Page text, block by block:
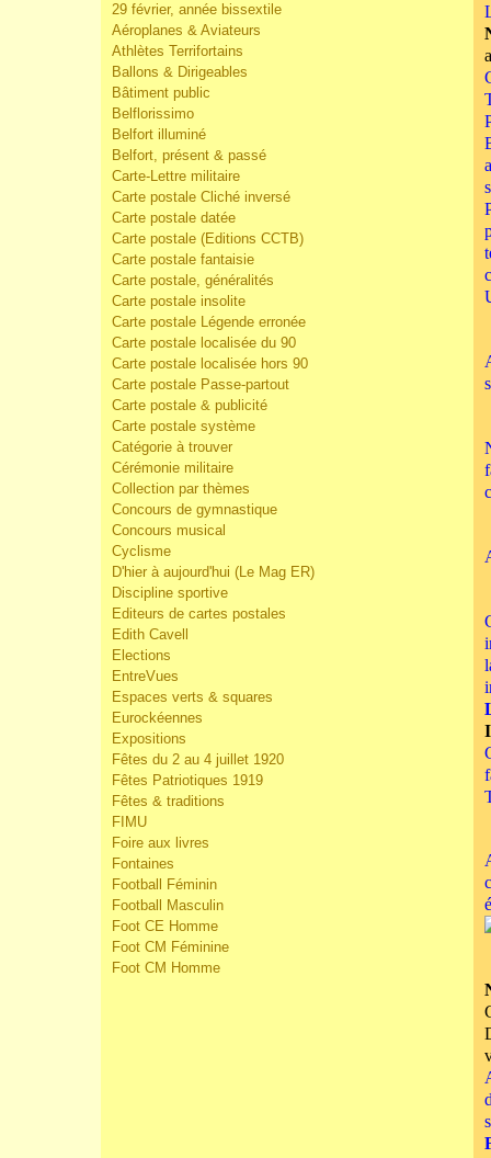
29 février, année bissextile
Aéroplanes & Aviateurs
Athlètes Terrifortains
Ballons & Dirigeables
Bâtiment public
Belflorissimo
Belfort illuminé
Belfort, présent & passé
Carte-Lettre militaire
Carte postale Cliché inversé
Carte postale datée
Carte postale (Editions CCTB)
Carte postale fantaisie
Carte postale, généralités
Carte postale insolite
Carte postale Légende erronée
Carte postale localisée du 90
Carte postale localisée hors 90
Carte postale Passe-partout
Carte postale & publicité
Carte postale système
Catégorie à trouver
Cérémonie militaire
Collection par thèmes
Concours de gymnastique
Concours musical
Cyclisme
D'hier à aujourd'hui (Le Mag ER)
Discipline sportive
Editeurs de cartes postales
Edith Cavell
Elections
EntreVues
Espaces verts & squares
Eurockéennes
Expositions
Fêtes du 2 au 4 juillet 1920
Fêtes Patriotiques 1919
Fêtes & traditions
FIMU
Foire aux livres
Fontaines
Football Féminin
Football Masculin
Foot CE Homme
Foot CM Féminine
Foot CM Homme